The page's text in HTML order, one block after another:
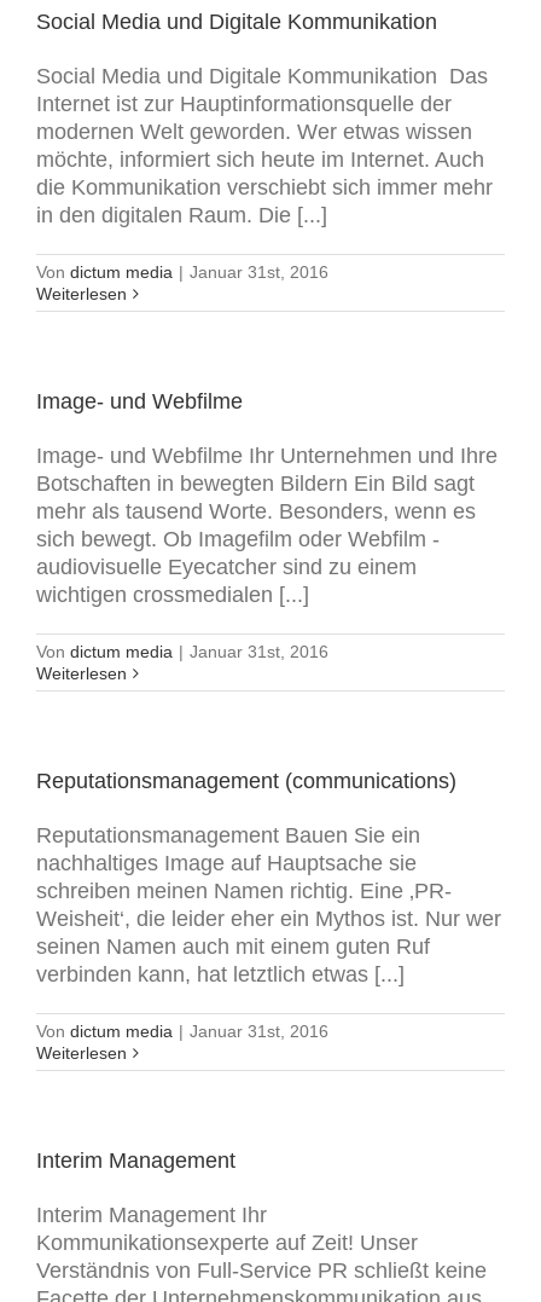
Social Media und Digitale Kommunikation
Social Media und Digitale Kommunikation Das
Internet ist zur Hauptinformationsquelle der
modernen Welt geworden. Wer etwas wissen
möchte, informiert sich heute im Internet. Auch
die Kommunikation verschiebt sich immer mehr
in den digitalen Raum. Die [...]
Von dictum media | Januar 31st, 2016
Weiterlesen
Image- und Webfilme
Image- und Webfilme Ihr Unternehmen und Ihre
Botschaften in bewegten Bildern Ein Bild sagt
mehr als tausend Worte. Besonders, wenn es
sich bewegt. Ob Imagefilm oder Webfilm -
audiovisuelle Eyecatcher sind zu einem
wichtigen crossmedialen [...]
Von dictum media | Januar 31st, 2016
Weiterlesen
Reputationsmanagement (communications)
Reputationsmanagement Bauen Sie ein
nachhaltiges Image auf Hauptsache sie
schreiben meinen Namen richtig. Eine ‚PR-
Weisheit‘, die leider eher ein Mythos ist. Nur wer
seinen Namen auch mit einem guten Ruf
verbinden kann, hat letztlich etwas [...]
Von dictum media | Januar 31st, 2016
Weiterlesen
Interim Management
Interim Management Ihr
Kommunikationsexperte auf Zeit! Unser
Verständnis von Full-Service PR schließt keine